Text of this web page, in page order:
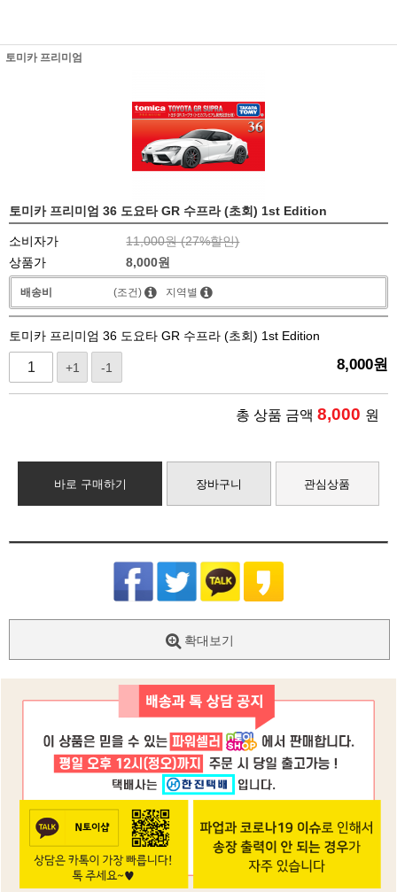
토미카 프리미엄
토미카 프리미엄 36 도요타 GR 수프라 (초회) 1st Edition
소비자가 11,000원 (27%할인)
상품가
8,000원
배송비 (조건) 지역별
토미카 프리미엄 36 도요타 GR 수프라 (초회) 1st Edition
+1 -1 8,000원
총 상품 금액 8,000 원
바로 구매하기 장바구니 관심상품
확대보기